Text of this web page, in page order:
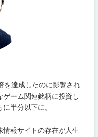
を達成したのに影響され
ゲーム関連銘柄に投資し
半分以下に。
情報サイトの存在が人生